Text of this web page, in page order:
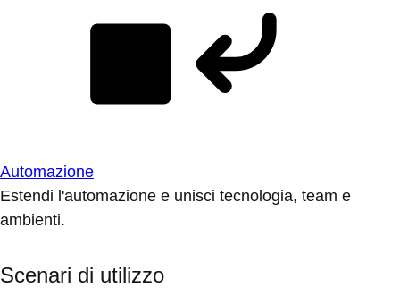
Automazione
Estendi l'automazione e unisci tecnologia, team e
ambienti.
Scenari di utilizzo